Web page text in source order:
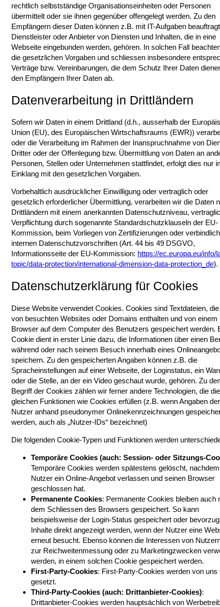
rechtlich selbstständige Organisationseinheiten oder Personen
übermittelt oder sie ihnen gegenüber offengelegt werden. Zu den
Empfängern dieser Daten können z.B. mit IT-Aufgaben
Dienstleister oder Anbieter von Diensten und Inhalten, die in eine
Webseite eingebunden werden, gehören. In solchen Fall
die gesetzlichen Vorgaben und schliessen insbesondere
Verträge bzw. Vereinbarungen, die dem Schutz Ihrer Daten
den Empfängern Ihrer Daten ab.
Datenverarbeitung in Drittländern
Sofern wir Daten in einem Drittland (d.h., ausserhalb der
Union (EU), des Europäischen Wirtschaftsraums (EWR))
oder die Verarbeitung im Rahmen der Inanspruchnahme von
Dritter oder der Offenlegung bzw. Übermittlung von Daten an
Personen, Stellen oder Unternehmen stattfindet, erfolgt dies nur
Einklang mit den gesetzlichen Vorgaben.
Vorbehaltlich ausdrücklicher Einwilligung oder vertraglich oder
gesetzlich erforderlicher Übermittlung, verarbeiten wir die Daten
Drittländern mit einem anerkannten Datenschutzniveau,
Verpflichtung durch sogenannte Standardschutzklauseln der EU-
Kommission, beim Vorliegen von Zertifizierungen oder
internen Datenschutzvorschriften (Art. 44 bis 49 DSGVO,
Informationsseite der EU-Kommission: https://ec.europa.eu/info/
topic/data-protection/international-dimension-data-protection_de).
Datenschutzerklärung für Cookies
Diese Website verwendet Cookies. Cookies sind Textdateien,
von besuchten Websites oder Domains enthalten und von einem
Browser auf dem Computer des Benutzers gespeichert werden.
Cookie dient in erster Linie dazu, die Informationen über einen
während oder nach seinem Besuch innerhalb eines
speichern. Zu den gespeicherten Angaben können z.B. die
Spracheinstellungen auf einer Webseite, der Loginstatus, ein
oder die Stelle, an der ein Video geschaut wurde, gehören. Zu
Begriff der Cookies zählen wir ferner andere Technologien, die die
gleichen Funktionen wie Cookies erfüllen (z.B. wenn Angaben der
Nutzer anhand pseudonymer Onlinekennzeichnungen
werden, auch als „Nutzer-IDs“ bezeichnet)
Die folgenden Cookie-Typen und Funktionen werden
Temporäre Cookies (auch: Session- oder Sitzungs-
Temporäre Cookies werden spätestens gelöscht,
Nutzer ein Online-Angebot verlassen und seinen Browser
geschlossen hat.
Permanente Cookies: Permanente Cookies bleiben auch
dem Schliessen des Browsers gespeichert. So kann
beispielsweise der Login-Status gespeichert oder
Inhalte direkt angezeigt werden, wenn der Nutzer eine
erneut besucht. Ebenso können die Interessen von
zur Reichweitenmessung oder zu Marketingzwecken
werden, in einem solchen Cookie gespeichert werden.
First-Party-Cookies: First-Party-Cookies werden von uns
gesetzt.
Third-Party-Cookies (auch: Drittanbieter-Cookies):
Drittanbieter-Cookies werden hauptsächlich von